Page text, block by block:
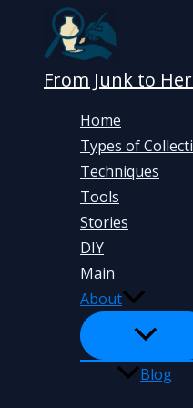
contentFrom Junk to
Home
Types of
Techniques
Tools
Stories
DIY
Main
About
Blog